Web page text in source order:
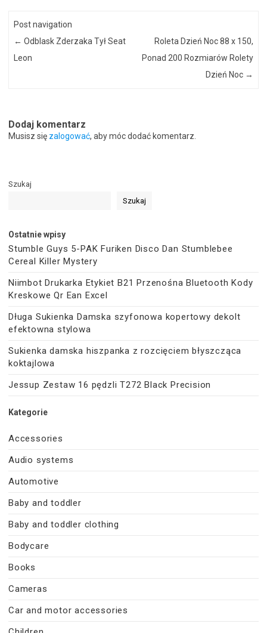
Post navigation
← Odblask Zderzaka Tył Seat
Leon
Roleta Dzień Noc 88 x 150,
Ponad 200 Rozmiarów Rolety
Dzień Noc →
Dodaj komentarz
Musisz się zalogować, aby móc dodać komentarz.
Szukaj
Szukaj
Ostatnie wpisy
Stumble Guys 5-PAK Furiken Disco Dan Stumblebee
Cereal Killer Mystery
Niimbot Drukarka Etykiet B21 Przenośna Bluetooth Kody
Kreskowe Qr Ean Excel
Długa Sukienka Damska szyfonowa kopertowy dekolt
efektowna stylowa
Sukienka damska hiszpanka z rozcięciem błyszcząca
koktajlowa
Jessup Zestaw 16 pędzli T272 Black Precision
Kategorie
Accessories
Audio systems
Automotive
Baby and toddler
Baby and toddler clothing
Bodycare
Books
Cameras
Car and motor accessories